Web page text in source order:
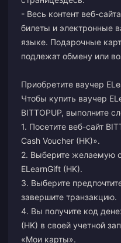
- Весь контент веб-
билеты и электронные
языке. Подарочные
подлежат обмену или
Приобретите ваучер
Чтобы купить ваучер
BITTOPUP, выполните
1. Посетите веб-сайт
Cash Voucher (HK)».
2. Выберите желаемую
ELearnGift (HK).
3. Выберите
завершите транзакцию.
4. Вы получите код
(HK) в своей учетной
«Мои карты».